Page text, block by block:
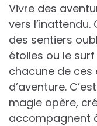
Vivre des
vers
des sentiers
étoiles ou le
chacune de ces
d’aventure.
magie opère,
accompagnent